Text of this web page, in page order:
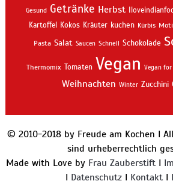
Gesund Getränke Herbst
Kartoffel Kokos Kräuter kuchen Kürbis
Pasta Salat Saucen Schnell Schokolade
Thermomix Tomaten Vegan Vegan
Weihnachten Winter Zucchini
© 2010-2018 by Freude am Kochen I
sind urheberrechtlich
Made with Love by Frau ZauberstiftI
I Datenschutz I KontaktI